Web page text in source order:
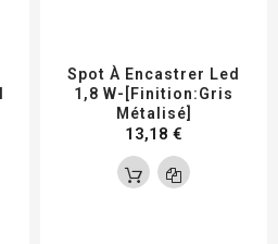
Spot À Encastrer Led
1,8 W-[Finition:Gris
Métalisé]
13,18 €